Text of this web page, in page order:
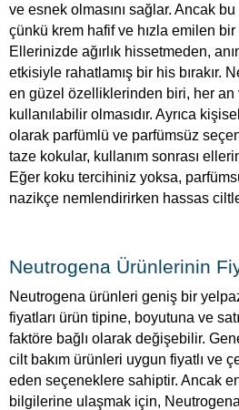
ve esnek olmasını sağlar. Ancak bu
çünkü krem hafif ve hızla emilen
Ellerinizde ağırlık hissetmeden,
etkisiyle rahatlamış bir his bırakır.
en güzel özelliklerinden biri, her an
kullanılabilir olmasıdır. Ayrıca
olarak parfümlü ve parfümsüz
taze kokular, kullanım sonrası
Eğer koku tercihiniz yoksa,
nazikçe nemlendirirken hassas
Neutrogena Ürünlerinin
Neutrogena ürünleri geniş bir
fiyatları ürün tipine, boyutuna ve
faktöre bağlı olarak değişebilir.
cilt bakım ürünleri uygun fiyatlı ve
eden seçeneklere sahiptir. Ancak
bilgilerine ulaşmak için,